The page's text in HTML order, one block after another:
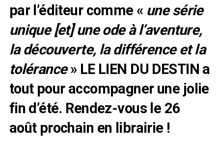
par l’éditeur comme « une série
unique [et] une ode à l’aventure,
la découverte, la différence et la
tolérance» LE LIEN DU DESTIN a
tout pour accompagner une jolie
fin d’été. Rendez-vous le 26
août prochain en librairie !